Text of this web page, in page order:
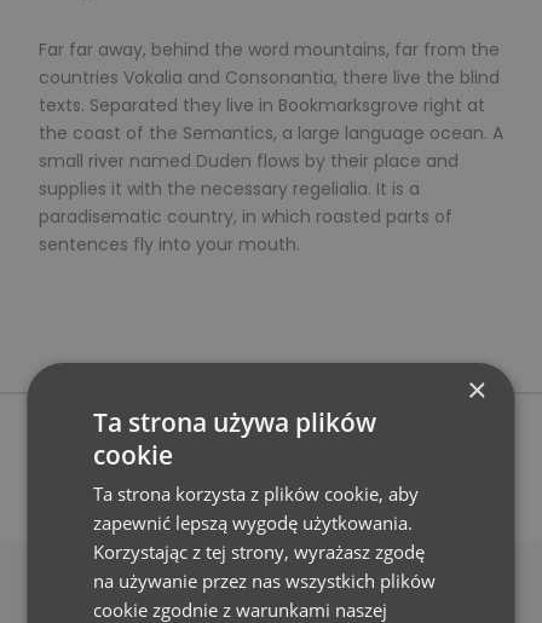
Far far away, behind the word mountains, far from the
countries Vokalia and Consonantia, there live the blind
texts. Separated they live in Bookmarksgrove right at
the coast of the Semantics, a large language ocean. A
small river named Duden flows by their place and
supplies it with the necessary regelialia. It is a
paradisematic country, in which roasted parts of
sentences fly into your mouth.
PREV
×
Ta strona używa plików
cookie
Ta strona korzysta z plików cookie, aby
zapewnić lepszą wygodę użytkowania.
Korzystając z tej strony, wyrażasz zgodę
na używanie przez nas wszystkich plików
cookie zgodnie z warunkami naszej